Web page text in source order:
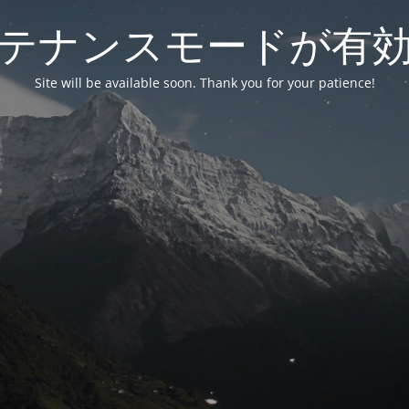
ナンスモードが有
Site will be available soon. Thank you for your patience!